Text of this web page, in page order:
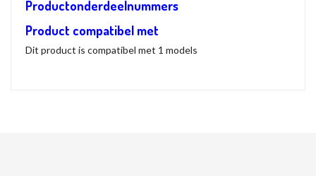
Productonderdeelnummers
Product compatibel met
Dit product is compatibel met 1 models